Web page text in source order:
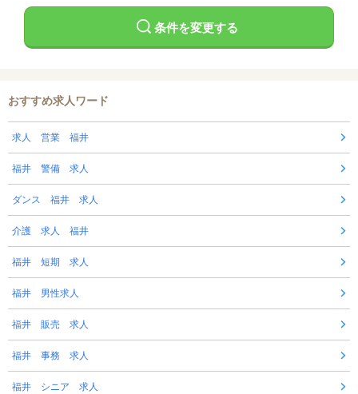
条件を変更する
おすすめ求人ワード
求人 営業 福井
福井 警備 求人
ダンス 福井 求人
介護 求人 福井
福井 短期 求人
福井 男性求人
福井 販売 求人
福井 事務 求人
福井 シニア 求人